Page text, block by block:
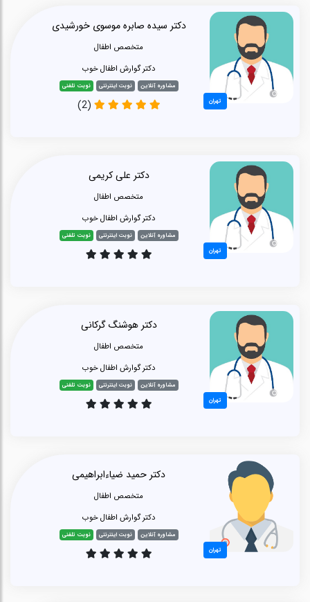
تهران
دکتر سیده صابره موسوی خورشیدی
متخصص اطفال
دکتر گوارش اطفال خوب
مشاوره آنلاین نوبت اینترنتی نوبت تلفنی
(2)
تهران
دکتر علی کریمی
متخصص اطفال
دکتر گوارش اطفال خوب
مشاوره آنلاین نوبت اینترنتی نوبت تلفنی
تهران
دکتر هوشنگ گرکانی
متخصص اطفال
دکتر گوارش اطفال خوب
مشاوره آنلاین نوبت اینترنتی نوبت تلفنی
تهران
دکتر حمید ضیاءابراهیمی
متخصص اطفال
دکتر گوارش اطفال خوب
مشاوره آنلاین نوبت اینترنتی نوبت تلفنی